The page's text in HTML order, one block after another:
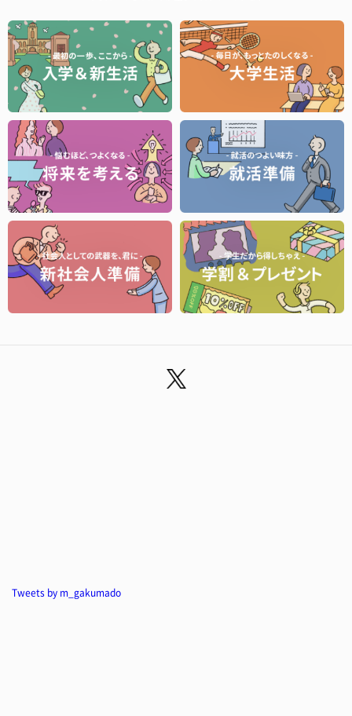
Tweets by m_gakumado